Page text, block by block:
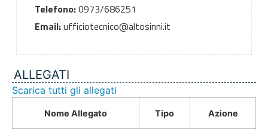
Telefono:0973/686251
Email:ufficiotecnico@altosinni.it
ALLEGATI
Scarica tutti gli allegati
Nome Allegato Tipo Azione